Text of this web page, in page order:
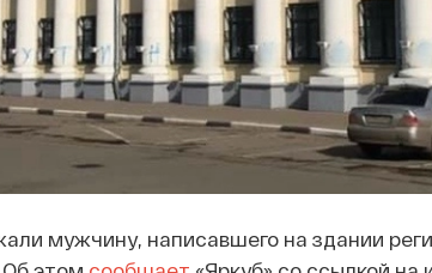
мужчину, написавшего на здании